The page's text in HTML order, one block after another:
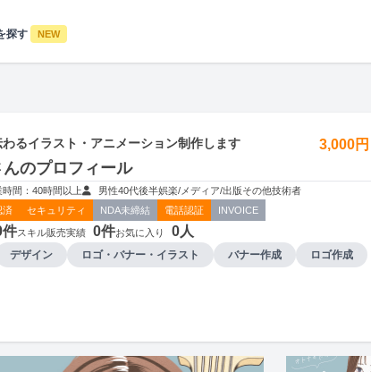
探す NEW
るイラスト・アニメーション制作します 3,000
のプロフィール
時間：40時間以上 男性40代後半娯楽/メディア/出版その他技術者
済 セキュリティ NDA未締結 電話認証 INVOICE
件スキル販売実績 0件お気に入り 0人
デザイン ロゴ・バナー・イラスト バナー作成 ロゴ作成